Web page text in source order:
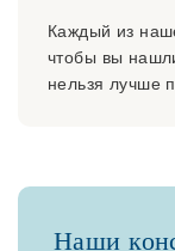
Каждый из
чтобы вы
нельзя лучше
Наши